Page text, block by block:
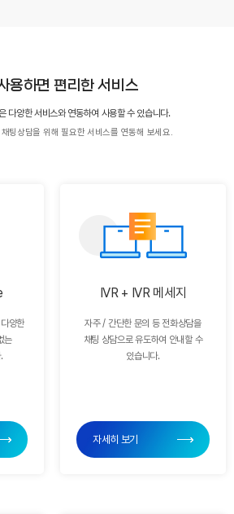
용하면 편리한 서비스
다양한 서비스와 연동하여 사용할 수 있습니다.
팅상담을 위해 필요한 서비스를 연동해 보세요.
다양한
는
IVR + IVR 메세지
자주 / 간단한 문의 등 전화상담을
채팅 상담으로유도하여 안내할 수
있습니다.
자세히 보기